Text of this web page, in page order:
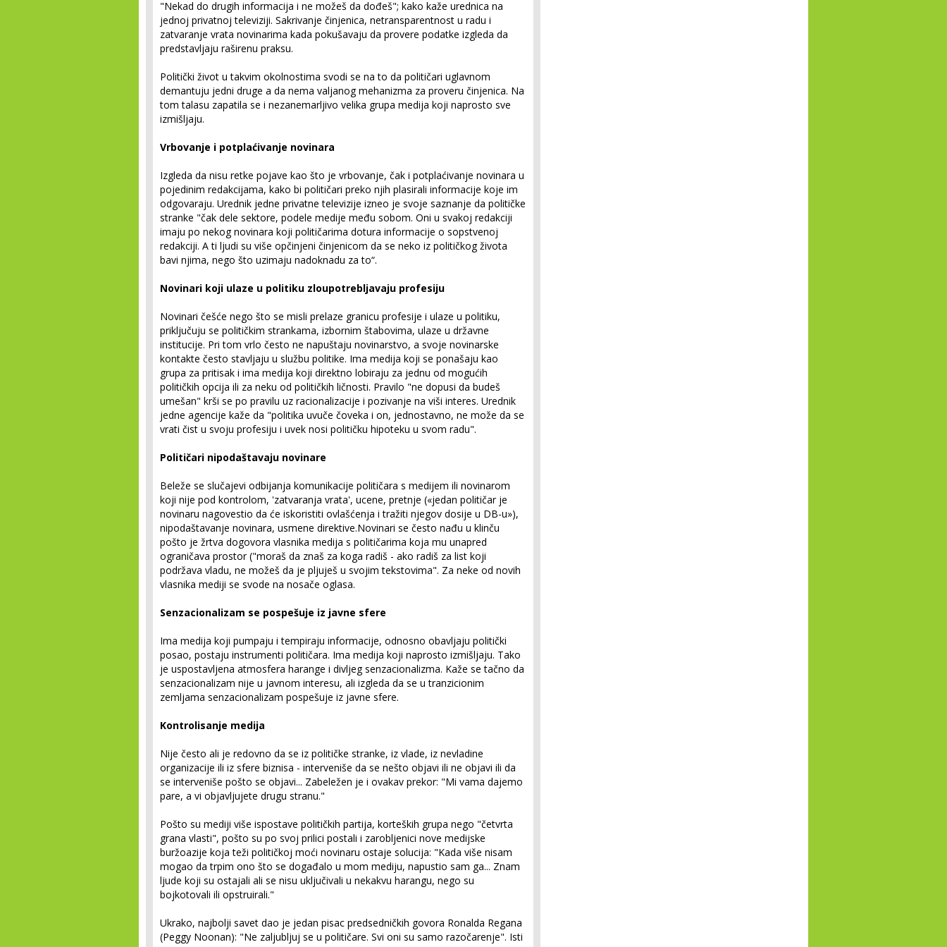
"Nekad do drugih informacija i ne možeš da dođeš"; kako kaže urednica na
jednoj privatnoj televiziji. Sakrivanje činjenica, netransparentnost u radu i
zatvaranje vrata novinarima kada pokušavaju da provere podatke izgleda da
predstavljaju raširenu praksu.
Politički život u takvim okolnostima svodi se na to da političari uglavnom
demantuju jedni druge a da nema valjanog mehanizma za proveru činjenica. Na
tom talasu zapatila se i nezanemarljivo velika grupa medija koji naprosto sve
izmišljaju.
Vrbovanje i potplaćivanje novinara
Izgleda da nisu retke pojave kao što je vrbovanje, čak i potplaćivanje novinara u
pojedinim redakcijama, kako bi političari preko njih plasirali informacije koje im
odgovaraju. Urednik jedne privatne televizije izneo je svoje saznanje da političke
stranke "čak dele sektore, podele medije među sobom. Oni u svakoj redakciji
imaju po nekog novinara koji političarima dotura informacije o sopstvenoj
redakciji. A ti ljudi su više opčinjeni činjenicom da se neko iz političkog života
bavi njima, nego što uzimaju nadoknadu za to“.
Novinari koji ulaze u politiku zloupotrebljavaju profesiju
Novinari češće nego što se misli prelaze granicu profesije i ulaze u politiku,
priključuju se političkim strankama, izbornim štabovima, ulaze u državne
institucije. Pri tom vrlo često ne napuštaju novinarstvo, a svoje novinarske
kontakte često stavljaju u službu politike. Ima medija koji se ponašaju kao
grupa za pritisak i ima medija koji direktno lobiraju za jednu od mogućih
političkih opcija ili za neku od političkih ličnosti. Pravilo "ne dopusi da budeš
umešan" krši se po pravilu uz racionalizacije i pozivanje na viši interes. Urednik
jedne agencije kaže da "politika uvuče čoveka i on, jednostavno, ne može da se
vrati čist u svoju profesiju i uvek nosi političku hipoteku u svom radu".
Političari nipodaštavaju novinare
Beleže se slučajevi odbijanja komunikacije političara s medijem ili novinarom
koji nije pod kontrolom, 'zatvaranja vrata', ucene, pretnje («jedan političar je
novinaru nagovestio da će iskoristiti ovlašćenja i tražiti njegov dosije u DB-u»),
nipodaštavanje novinara, usmene direktive.Novinari se često nađu u klinču
pošto je žrtva dogovora vlasnika medija s političarima koja mu unapred
ograničava prostor ("moraš da znaš za koga radiš - ako radiš za list koji
podržava vladu, ne možeš da je pljuješ u svojim tekstovima". Za neke od novih
vlasnika mediji se svode na nosače oglasa.
Senzacionalizam se pospešuje iz javne sfere
Ima medija koji pumpaju i tempiraju informacije, odnosno obavljaju politički
posao, postaju instrumenti političara. Ima medija koji naprosto izmišljaju. Tako
je uspostavljena atmosfera harange i divljeg senzacionalizma. Kaže se tačno da
senzacionalizam nije u javnom interesu, ali izgleda da se u tranzicionim
zemljama senzacionalizam pospešuje iz javne sfere.
Kontrolisanje medija
Nije često ali je redovno da se iz političke stranke, iz vlade, iz nevladine
organizacije ili iz sfere biznisa - interveniše da se nešto objavi ili ne objavi ili da
se interveniše pošto se objavi... Zabeležen je i ovakav prekor: "Mi vama dajemo
pare, a vi objavljujete drugu stranu."
Pošto su mediji više ispostave političkih partija, korteških grupa nego "četvrta
grana vlasti", pošto su po svoj prilici postali i zarobljenici nove medijske
buržoazije koja teži političkoj moći novinaru ostaje solucija: "Kada više nisam
mogao da trpim ono što se događalo u mom mediju, napustio sam ga... Znam
ljude koji su ostajali ali se nisu uključivali u nekakvu harangu, nego su
bojkotovali ili opstruirali."
Ukrako, najbolji savet dao je jedan pisac predsedničkih govora Ronalda Regana
(Peggy Noonan): "Ne zaljubljuj se u političare. Svi oni su samo razočarenje". Isti